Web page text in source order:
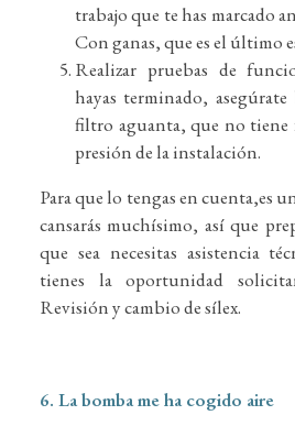
trabajo que te has marcado
Con ganas, que es el último
Realizar pruebas de
hayas terminado,
filtro aguanta, que no tiene
presión de la instalación.
Para que lo tengas en cuenta,es
cansarás muchísimo, así que
que sea necesitas asistencia
tienes la oportunidad
Revisión y cambio de sílex.
6. La bomba me ha cogido aire